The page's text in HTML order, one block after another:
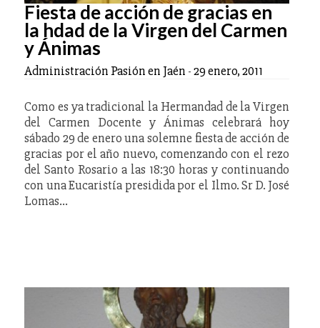
Fiesta de acción de gracias en
la hdad de la Virgen del Carmen
y Ánimas
Administración Pasión en Jaén -29 enero, 2011
Como es ya tradicional la Hermandad de la Virgen
del Carmen Docente y Ánimas celebrará hoy
sábado 29 de enero una solemne fiesta de acción de
gracias por el año nuevo, comenzando con el rezo
del Santo Rosario a las 18:30 horas y continuando
con una Eucaristía presidida por el Ilmo. Sr D. José
Lomas…